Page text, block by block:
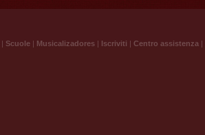
| Scuole | Musicalizadores | Iscriviti | Centro assistenza |